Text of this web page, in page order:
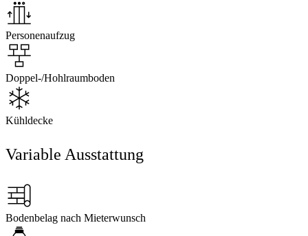
Personenaufzug
Doppel-/Hohlraumboden
Kühldecke
Variable Ausstattung
Bodenbelag nach Mieterwunsch